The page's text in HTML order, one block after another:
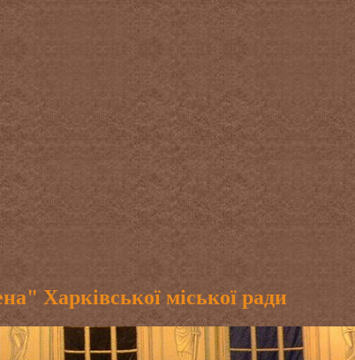
Харківської міської ради